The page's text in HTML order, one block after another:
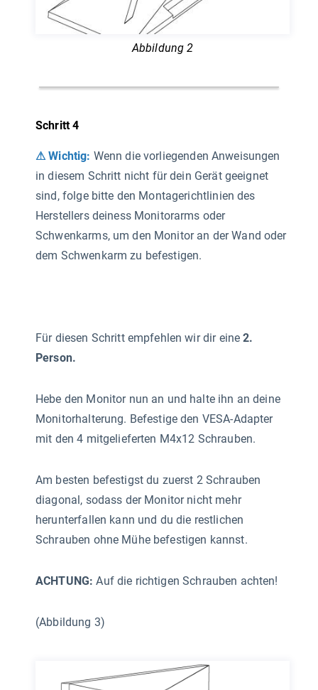
Abbildung 2
Schritt 4
⚠ Wichtig: Wenn die vorliegenden Anweisungen
in diesem Schritt nicht für dein Gerät geeignet
sind, folge bitte den Montagerichtlinien des
Herstellers deiness Monitorarms oder
Schwenkarms, um den Monitor an der Wand oder
dem Schwenkarm zu befestigen.
Für diesen Schritt empfehlen wir dir eine2.
Person.
Hebe den Monitor nun an und halte ihn an deine
Monitorhalterung. Befestige den VESA-Adapter
mit den 4 mitgelieferten M4x12 Schrauben.
Am besten befestigst du zuerst 2 Schrauben
diagonal, sodass der Monitor nicht mehr
herunterfallen kann und du die restlichen
Schrauben ohne Mühe befestigen kannst.
ACHTUNG: Auf die richtigen Schrauben achten!
(Abbildung 3)